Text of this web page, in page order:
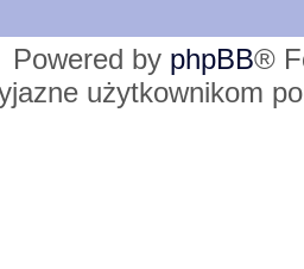
Powered by phpBB®
użytkownikom